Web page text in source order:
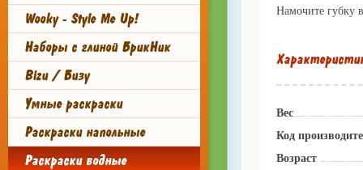
Wooky - Style Me Up!
Наборы с глиной БрикНик
Bizu / Бизу
Умные раскраски
Раскраски напольные
Раскраски водные
Намочите губку
Вес
Код
Возраст